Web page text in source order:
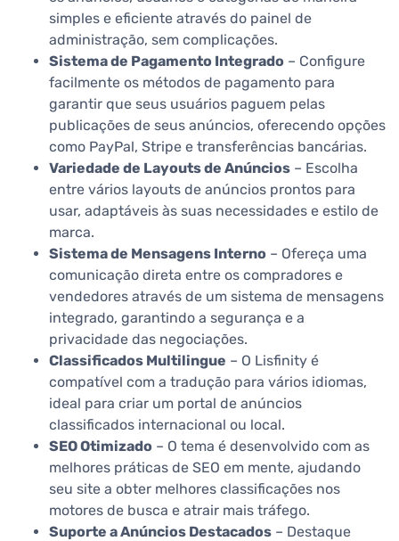
simples e eficiente através do painel de
administração, sem complicações.
Sistema de Pagamento Integrado – Configure
facilmente os métodos de pagamento para
garantir que seus usuários paguem pelas
publicações de seus anúncios, oferecendo opções
como PayPal, Stripe e transferências bancárias.
Variedade de Layouts de Anúncios – Escolha
entre vários layouts de anúncios prontos para
usar, adaptáveis às suas necessidades e estilo de
marca.
Sistema de Mensagens Interno – Ofereça uma
comunicação direta entre os compradores e
vendedores através de um sistema de mensagens
integrado, garantindo a segurança e a
privacidade das negociações.
Classificados Multilingue – O Lisfinity é
compatível com a tradução para vários idiomas,
ideal para criar um portal de anúncios
classificados internacional ou local.
SEO Otimizado – O tema é desenvolvido com as
melhores práticas de SEO em mente, ajudando
seu site a obter melhores classificações nos
motores de busca e atrair mais tráfego.
Suporte a Anúncios Destacados – Destaque